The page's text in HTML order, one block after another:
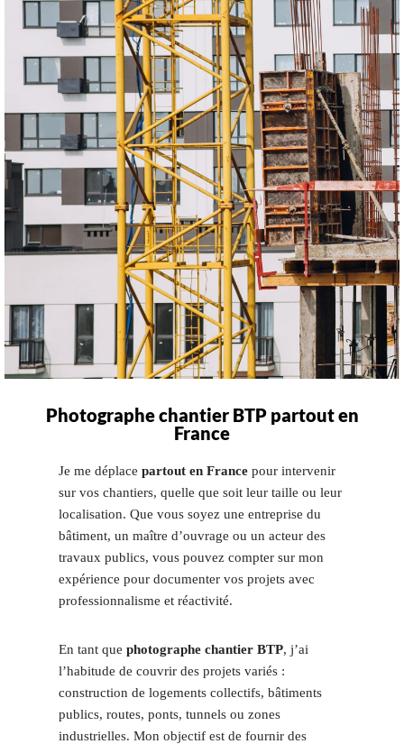
Photographe chantier BTP partout en
France
Je me déplace partout en France pour intervenir
sur vos chantiers, quelle que soit leur taille ou leur
localisation. Que vous soyez une entreprise du
bâtiment, un maître d’ouvrage ou un acteur des
travaux publics, vous pouvez compter sur mon
expérience pour documenter vos projets avec
professionnalisme et réactivité.
En tant que photographe chantier BTP, j’ai
l’habitude de couvrir des projets variés :
construction de logements collectifs, bâtiments
publics, routes, ponts, tunnels ou zones
industrielles. Mon objectif est de fournir des